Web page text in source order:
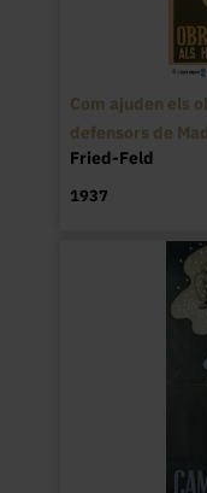
Com ajuden els
defensors de
Fried-Feld
1937